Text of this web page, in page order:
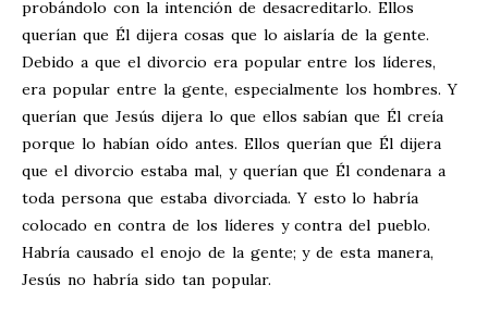
probándolo con la intención de desacreditarlo. Ellos
querían que Él dijera cosas que lo aislaría de la gente.
Debido a que el divorcio era popular entre los líderes,
era popular entre la gente, especialmente los hombres. Y
querían que Jesús dijera lo que ellos sabían que Él creía
porque lo habían oído antes. Ellos querían que Él dijera
que el divorcio estaba mal, y querían que Él condenara a
toda persona que estaba divorciada. Y esto lo habría
colocado en contra de los líderes y contra del pueblo.
Habría causado el enojo de la gente; y de esta manera,
Jesús no habría sido tan popular.